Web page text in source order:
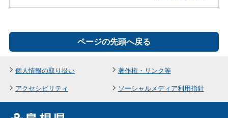
ページの先頭へ戻る
個人情報の取り扱い
著作権・リンク等
アクセシビリティ
ソーシャルメディア利用指針